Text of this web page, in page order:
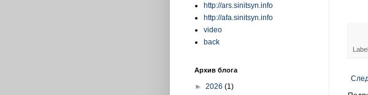
http://ars.sinitsyn.info
http://afa.sinitsyn.info
video
back
Архив блога
► 2026 (1)